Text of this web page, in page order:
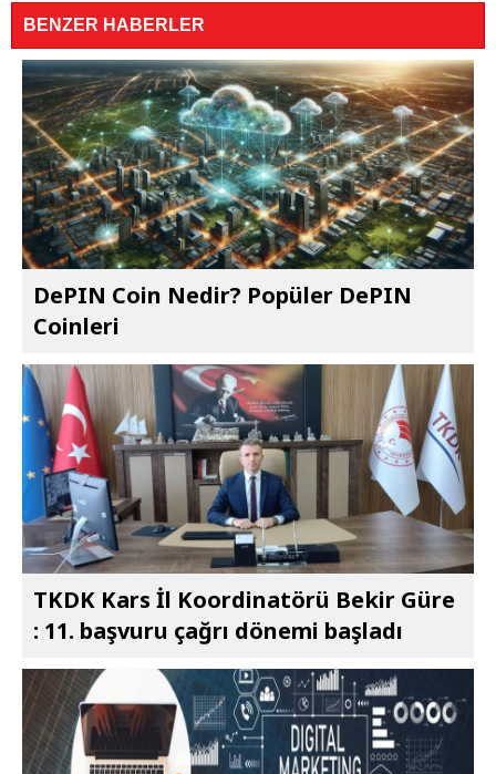
BENZER HABERLER
DePIN Coin Nedir? Popüler DePIN
Coinleri
TKDK Kars İl Koordinatörü Bekir Güre
: 11. başvuru çağrı dönemi başladı